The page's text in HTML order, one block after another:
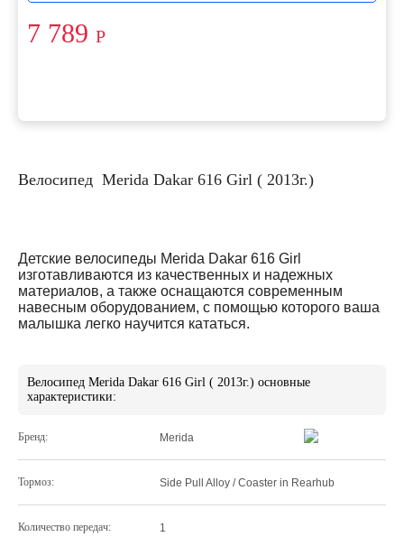
7 789 Р
Велосипед Merida Dakar 616 Girl ( 2013г.)
Детские велосипеды Merida Dakar 616 Girl
изготавливаются из качественных и надежных
материалов, а также оснащаются современным
навесным оборудованием, с помощью которого ваша
малышка легко научится кататься.
Велосипед Merida Dakar 616 Girl ( 2013г.) основные
характеристики:
Бренд: Merida
Тормоз: Side Pull Alloy / Coaster in Rearhub
Количество передач: 1